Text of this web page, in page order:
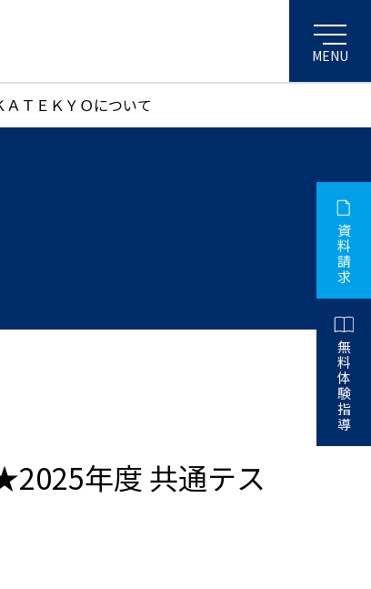
ＡＴＥＫＹＯについて
年度 共通テス
資
料
請
求
無
料
体
験
指
導